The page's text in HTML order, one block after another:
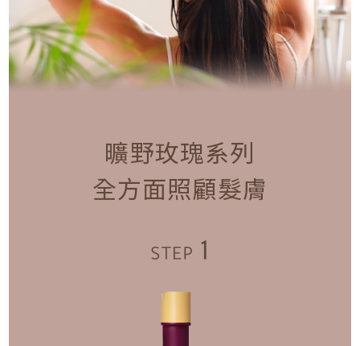
曠野玫瑰系列
全方面照顧髮膚